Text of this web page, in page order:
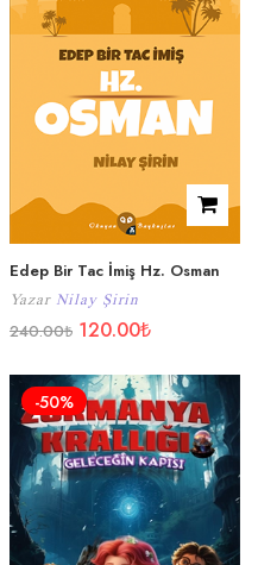
Edep Bir Tac İmiş Hz. Osman
Yazar Nilay Şirin
240.00₺ 120.00₺
-50%